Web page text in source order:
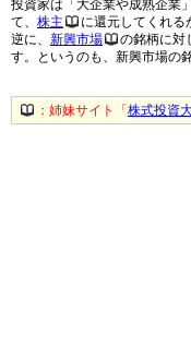
投資家は「大企業や成熟企業
て、 株主
に還元してくれる
逆に、 新興市場
の銘柄に対
す。というのも、新興市場の
：姉妹サイト「 株式投資